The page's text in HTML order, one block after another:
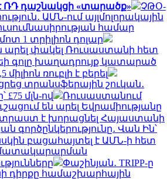
է ՌԴ դաշնակցի «տարածք»
ՉԹՕ-
ԱՄՆ-ում այլմոլորակային
համար
1 տրիլիոն դոլար
արել փակել Ռուսաստանի հետ
գոլը խաղադրույք կատարած
ռուբլի է բերել
տրանսֆերային շուկան․
£75 մլն-ով
Ռուսաստանում
են արել Եվրամիությանը
է խորացնել Հայաստանի
գործընկերությունը․ Վան Ին՝
բացահայտել է ԱՄՆ-ի հետ
մատակարարման
Փաշինյան․ TRIPP-ը
դիրքը համաշխարհային